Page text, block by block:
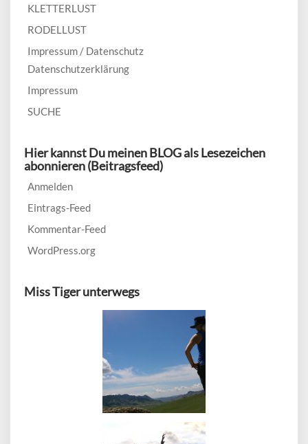
KLETTERLUST
RODELLUST
Impressum / Datenschutz
Datenschutzerklärung
Impressum
SUCHE
Hier kannst Du meinen BLOG als Lesezeichen
abonnieren (Beitragsfeed)
Anmelden
Eintrags-Feed
Kommentar-Feed
WordPress.org
Miss Tiger unterwegs